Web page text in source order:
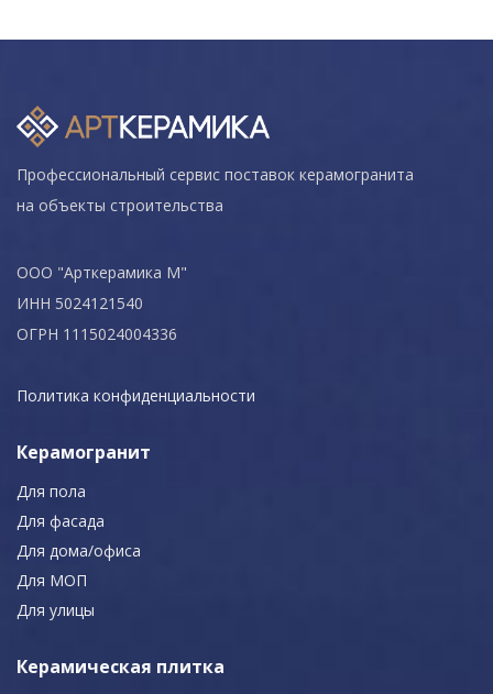
Профессиональный сервис поставок керамогранита
на объекты строительства
ООО "Арткерамика М"
ИНН 5024121540
ОГРН 1115024004336
Политика конфиденциальности
Керамогранит
Для пола
Для фасада
Для дома/офиса
Для МОП
Для улицы
Керамическая плитка